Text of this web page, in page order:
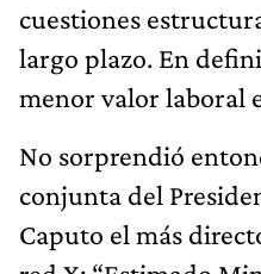
cuestiones
largo plazo. En
menor valor laboral
No sorprendió
conjunta del
Caputo el más